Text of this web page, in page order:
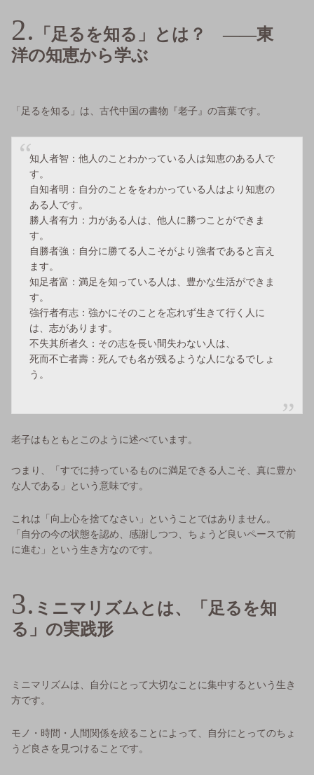
「足るを知る」とは？ ——東
洋の知恵から学ぶ
「足るを知る」は、古代中国の書物『老子』の言葉です。
知人者智：他人のことわかっている人は知恵のある人で
す。
自知者明：自分のことををわかっている人はより知恵の
ある人です。
勝人者有力：力がある人は、他人に勝つことができま
す。
自勝者強：自分に勝てる人こそがより強者であると言え
ます。
知足者富：満足を知っている人は、豊かな生活ができま
す。
強行者有志：強かにそのことを忘れず生きて行く人に
は、志があります。
不失其所者久：その志を長い間失わない人は、
死而不亡者壽：死んでも名が残るような人になるでしょ
う。
老子はもともとこのように述べています。
つまり、「すでに持っているものに満足できる人こそ、真に豊か
な人である」という意味です。
これは「向上心を捨てなさい」ということではありません。
「自分の今の状態を認め、感謝しつつ、ちょうど良いペースで前
に進む」という生き方なのです。
ミニマリズムとは、「足るを知
る」の実践形
ミニマリズムは、自分にとって大切なことに集中するという生き
方です。
モノ・時間・人間関係を絞ることによって、自分にとってのちょ
うど良さを見つけることです。